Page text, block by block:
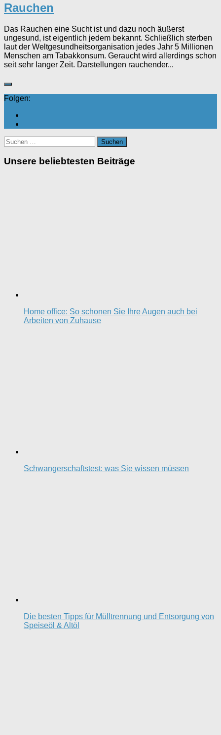
Rauchen
Das Rauchen eine Sucht ist und dazu noch äußerst
ungesund, ist eigentlich jedem bekannt. Schließlich sterben
laut der Weltgesundheitsorganisation jedes Jahr 5 Millionen
Menschen am Tabakkonsum. Geraucht wird allerdings schon
seit sehr langer Zeit. Darstellungen rauchender...
Folgen:
Suchen
nach:
Unsere beliebtesten Beiträge
Home office: So schonen Sie Ihre Augen auch bei
Arbeiten von Zuhause
Schwangerschaftstest: was Sie wissen müssen
Die besten Tipps für Mülltrennung und Entsorgung von
Speiseöl & Altöl